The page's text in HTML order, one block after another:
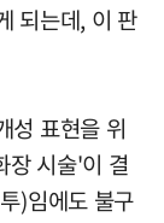
되는데, 이 판
성 표현을 위
장 시술'이 결
)임에도 불구